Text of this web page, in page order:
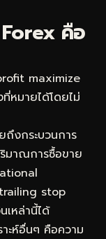
คือ
maximize
หมายได้โดยไม่
งกระบวนการ
มาณการซื้อขาย
stop
หล่านี้ได้
ะห์อื่นๆ คือความ